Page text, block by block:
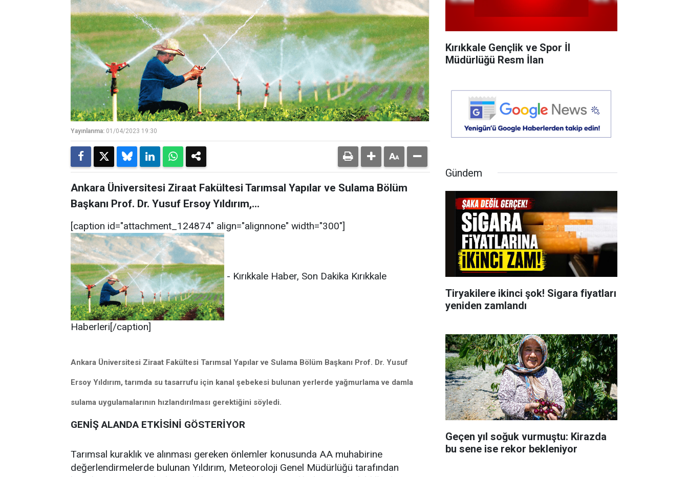
Yayınlanma: 01/04/2023 19:30
Ankara Üniversitesi Ziraat Fakültesi Tarımsal Yapılar ve Sulama Bölüm
Başkanı Prof. Dr. Yusuf Ersoy Yıldırım,...
[caption id="attachment_124874" align="alignnone" width="300"]
- Kırıkkale Haber, Son Dakika Kırıkkale
Haberleri[/caption]
Ankara Üniversitesi Ziraat Fakültesi Tarımsal Yapılar ve Sulama Bölüm Başkanı Prof. Dr. Yusuf
Ersoy Yıldırım, tarımda su tasarrufu için kanal şebekesi bulunan yerlerde yağmurlama ve damla
sulama uygulamalarının hızlandırılması gerektiğini söyledi.
GENİŞ ALANDA ETKİSİNİ GÖSTERİYOR
Tarımsal kuraklık ve alınması gereken önlemler konusunda AA muhabirine
değerlendirmelerde bulunan Yıldırım, Meteoroloji Genel Müdürlüğü tarafından
Kırıkkale Gençlik ve Spor İl
Müdürlüğü Resm İlan
Gündem
Tiryakilere ikinci şok! Sigara fiyatları
yeniden zamlandı
Geçen yıl soğuk vurmuştu: Kirazda
bu sene ise rekor bekleniyor